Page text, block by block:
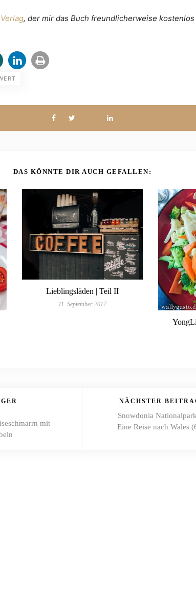
lag, der mir das Buch freundlicherweise
DAS KÖNNTE DIR AUCH GEFALLEN:
Lieblingsläden | Teil II
11. September 2017
mit
NÄCHSTER
Snowdonia
Eine Reise nach Wales